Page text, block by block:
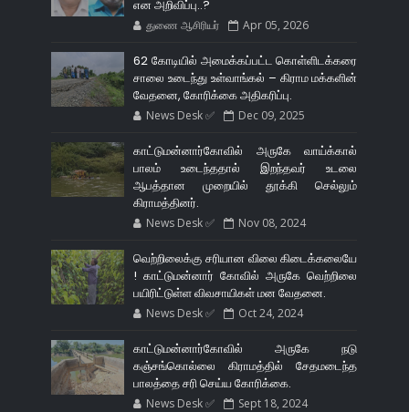
என அறிவிப்பு..?
துணை ஆசிரியர் Apr 05, 2026
62 கோடியில் அமைக்கப்பட்ட கொள்ளிடக்கரை
சாலை உடைந்து உள்வாங்கல் – கிராம மக்களின்
வேதனை, கோரிக்கை அதிகரிப்பு.
News Desk ✅ Dec 09, 2025
காட்டுமன்னார்கோவில் அருகே வாய்க்கால்
பாலம் உடைந்ததால் இறந்தவர் உடலை
ஆபத்தான முறையில் தூக்கி செல்லும்
கிராமத்தினர்.
News Desk ✅ Nov 08, 2024
வெற்றிலைக்கு சரியான விலை கிடைக்கலையே
! காட்டுமன்னார் கோவில் அருகே வெற்றிலை
பயிரிட்டுள்ள விவசாயிகள் மன வேதனை.
News Desk ✅ Oct 24, 2024
காட்டுமன்னார்கோவில் அருகே நடு
கஞ்சங்கொல்லை கிராமத்தில் சேதமடைந்த
பாலத்தை சரி செய்ய கோரிக்கை.
News Desk ✅ Sept 18, 2024